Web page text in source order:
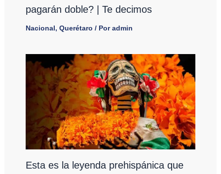
pagarán doble? | Te decimos
Nacional, Querétaro / Poradmin
Esta es la leyenda prehispánica que